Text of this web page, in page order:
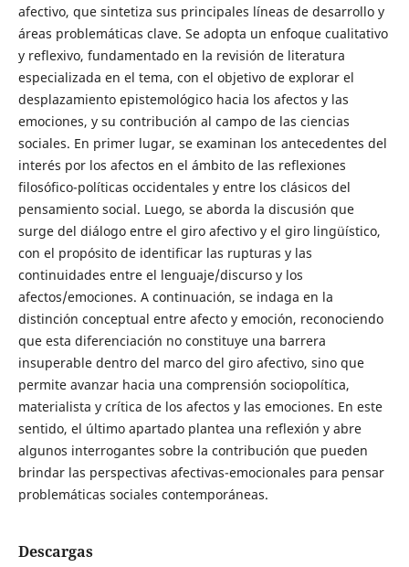
afectivo, que sintetiza sus principales líneas de desarrollo y
áreas problemáticas clave. Se adopta un enfoque cualitativo
y reflexivo, fundamentado en la revisión de literatura
especializada en el tema, con el objetivo de explorar el
desplazamiento epistemológico hacia los afectos y las
emociones, y su contribución al campo de las ciencias
sociales. En primer lugar, se examinan los antecedentes del
interés por los afectos en el ámbito de las reflexiones
filosófico-políticas occidentales y entre los clásicos del
pensamiento social. Luego, se aborda la discusión que
surge del diálogo entre el giro afectivo y el giro lingüístico,
con el propósito de identificar las rupturas y las
continuidades entre el lenguaje/discurso y los
afectos/emociones. A continuación, se indaga en la
distinción conceptual entre afecto y emoción, reconociendo
que esta diferenciación no constituye una barrera
insuperable dentro del marco del giro afectivo, sino que
permite avanzar hacia una comprensión sociopolítica,
materialista y crítica de los afectos y las emociones. En este
sentido, el último apartado plantea una reflexión y abre
algunos interrogantes sobre la contribución que pueden
brindar las perspectivas afectivas-emocionales para pensar
problemáticas sociales contemporáneas.
Descargas